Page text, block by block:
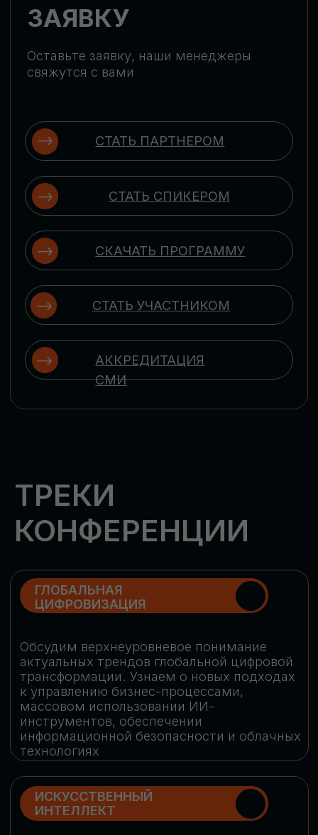
Выясним, как в наши дни уверенно
защищать свой бизнес от киберугроз
массовом использовании ИИ-
инструментов, обеспечении
ИСКУССТВЕННЫЙ
Узнаем как компании адаптируются к
новой ИИ-реальности. Как ИИ-
сотрудники становятся
«полноправными» членами команды, как
ИИ-помощники забирают на себя рутину
и как можно значительно увеличить
производительность без огромных
затрат на нейросети
ЦИФРОВИЗАЦИЯ
МАРКЕТИНГА И ПРОДАЖ
Обменяемся опытом, какие ИИ-решения
в маркетинге и продажах наиболее
рекламными кампаниями показывают
наибольшую эффективность
ЦИФРОВИЗАЦИЯ
УПРАВЛЕНИЯ ПЕРСОНАЛОМ
Рассмотрим управление человеческим
комплексные решения для роста
производительности и кейсы
оптимизации процессов найма,
развития, оценки и удержания
РОБОТИЗАЦИЯ
Узнаем, в каких отраслях ИИ
«материализуется», какие роботы
решают сложные бизнес-задачи, а где
только обсуждают концепции
роботизации и потенциальные бюджеты
на тестирование образцов
ЦИФРОВИЗАЦИЯ
КЛИЕНТСКОГО СЕРВИСА
Разберем кейсы в сфере цифровизации